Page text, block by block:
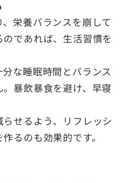
栄養バランスを崩して
であれば、生活習慣を
な睡眠時間とバランス
暴飲暴食を避け、早寝
せるよう、リフレッシ
るのも効果的です。